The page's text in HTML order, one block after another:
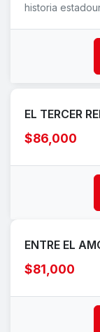
historia
EL TERCER
$86,000
ENTRE EL
$81,000